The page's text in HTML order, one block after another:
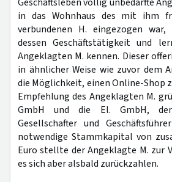
in das Wohnhaus des mit ihm
verbundenen H. eingezogen
dessen Geschäftstätigkeit und
Angeklagten M. kennen. Dieser
in ähnlicher Weise wie zuvor dem
die Möglichkeit, einen Online-Shop
Empfehlung des Angeklagten M.
GmbH und die El. GmbH,
Gesellschafter und
notwendige Stammkapital von
Euro stellte der Angeklagte M. zur
es sich aber alsbald zurückzahlen.